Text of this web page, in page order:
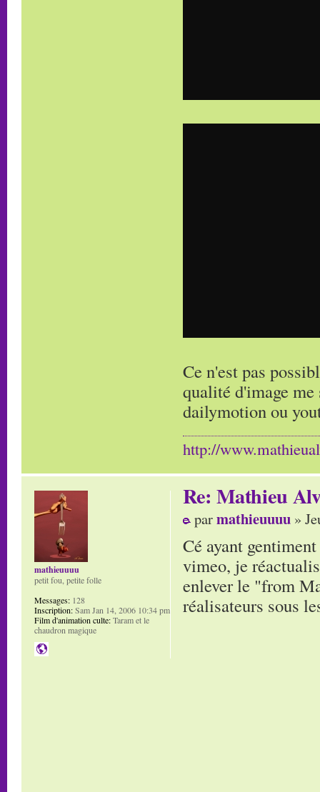
Ce n'est pas
qualité d'image
dailymotion ou
http://
Re: Mathieu
parmathieuuuu »
Cé ayant
vimeo, je
enlever le "from
réalisateurs sous
mathieuuuu
petit fou, petite folle
Messages: 128
Inscription:Sam Jan 14, 2006 10:34 pm
Film d'animation culte:Taram et le
chaudron magique